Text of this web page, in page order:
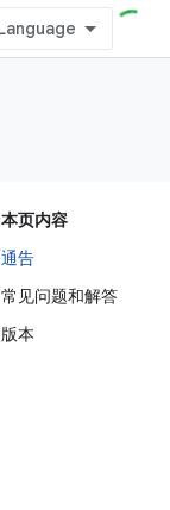
本页内容
通告
常见问题和解答
版本